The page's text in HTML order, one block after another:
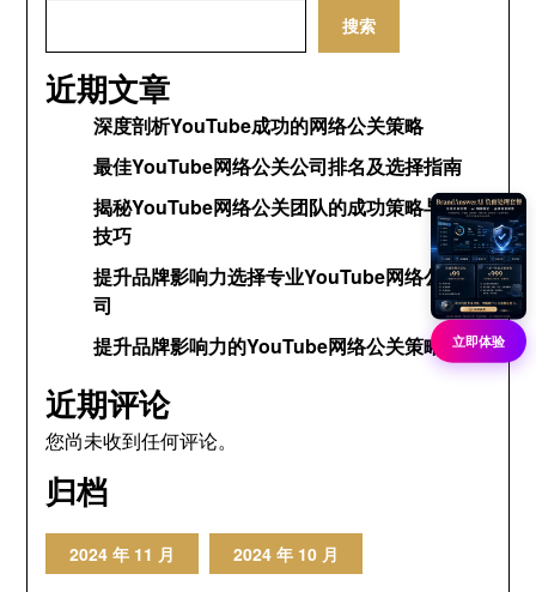
搜索
近期文章
深度剖析YouTube成功的网络公关策略
最佳YouTube网络公关公司排名及选择指南
揭秘YouTube网络公关团队的成功策略与运营
技巧
提升品牌影响力选择专业YouTube网络公关公
司
提升品牌影响力的YouTube网络公关策略
近期评论
您尚未收到任何评论。
归档
2024 年 11 月 2024 年 10 月
立即体验